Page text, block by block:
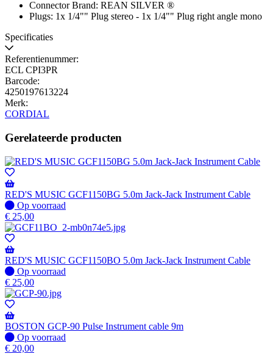
Connector Brand: REAN SILVER ®
Plugs: 1x 1/4"" Plug stereo - 1x 1/4"" Plug right angle mono
Specificaties
Referentienummer:
ECL CPI3PR
Barcode:
4250197613224
Merk:
CORDIAL
Gerelateerde producten
RED'S MUSIC GCF1150BG 5.0m Jack-Jack Instrument Cable
Op
voorraad
Op voorraad
€ 25,00
RED'S MUSIC GCF1150BO 5.0m Jack-Jack Instrument Cable
Op
voorraad
Op voorraad
€ 25,00
BOSTON GCP-90 Pulse Instrument cable 9m
Op
voorraad
Op voorraad
€ 20,00